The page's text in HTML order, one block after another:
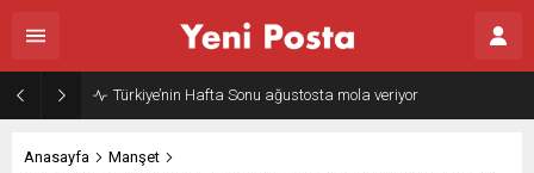
Gazze’nin geleceği: Teknokratik kontrol mü, kolonializm mi?
Anasayfa
Manşet